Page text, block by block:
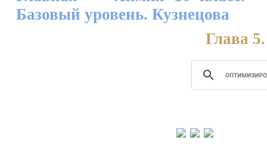
Базовый уровень. Кузнецова
Глава